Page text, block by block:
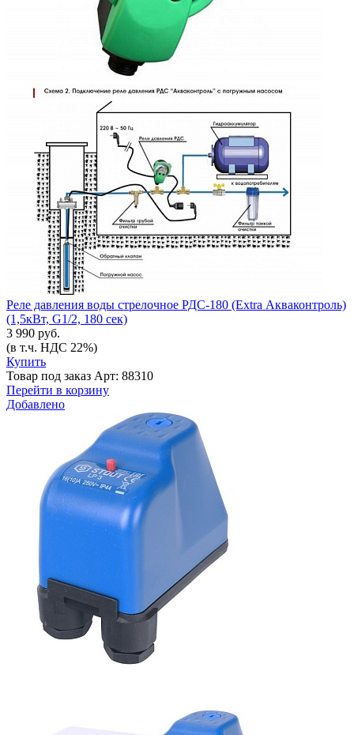
Реле давления воды стрелочное РДС-180 (Extra Акваконтроль)
(1,5кВт, G1/2, 180 сек)
3 990 руб.
(в т.ч. НДС 22%)
Купить
Товар под заказ Арт: 88310
Перейти в корзину
Добавлено